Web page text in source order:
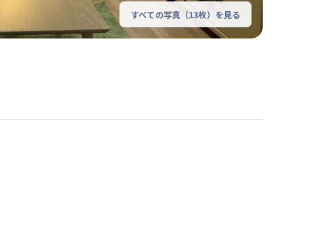
すべての写真（13枚）を見る